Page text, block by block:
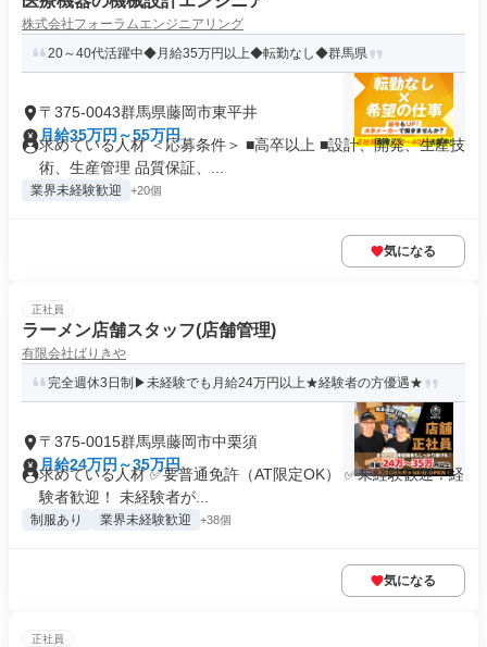
株式会社フォーラムエンジニアリング
20～40代活躍中◆月給35万円以上◆転勤なし◆群馬県
〒375-0043群馬県藤岡市東平井
月給35万円～55万円
求めている人材 ＜応募条件＞ ■高卒以上 ■設計、開発、生産技
術、生産管理 品質保証、...
業界未経験歓迎 +20個
気になる
正社員
ラーメン店舗スタッフ(店舗管理)
有限会社ばりきや
完全週休3日制▶未経験でも月給24万円以上★経験者の方優遇★
〒375-0015群馬県藤岡市中栗須
月給24万円～35万円
求めている人材 ✅要普通免許（AT限定OK） ✅未経験歓迎！経
験者歓迎！ 未経験者が...
制服あり 業界未経験歓迎 +38個
気になる
正社員